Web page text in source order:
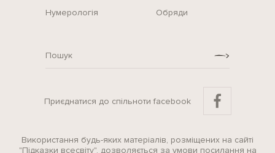
Нумерологія Обряди
Приєднатися до спільноти facebook
Використання будь-яких матеріалів, розміщених на сайті
"Підказки всесвіту", дозволяється за умови посилання на